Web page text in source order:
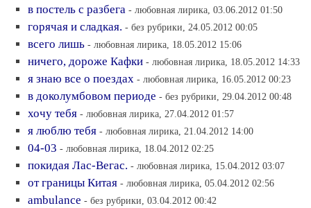
в постель с разбега - любовная лирика, 03.06.2012 01:50
горячая и сладкая. - без рубрики, 24.05.2012 00:05
всего лишь - любовная лирика, 18.05.2012 15:06
ничего, дороже Кафки - любовная лирика, 18.05.2012 14:33
я знаю все о поездах - любовная лирика, 16.05.2012 00:23
в доколумбовом периоде - без рубрики, 29.04.2012 00:48
хочу тебя - любовная лирика, 27.04.2012 01:57
я люблю тебя - любовная лирика, 21.04.2012 14:00
04-03 - любовная лирика, 18.04.2012 02:25
покидая Лас-Вегас. - любовная лирика, 15.04.2012 03:07
от границы Китая - любовная лирика, 05.04.2012 02:56
аmbulance - без рубрики, 03.04.2012 00:42